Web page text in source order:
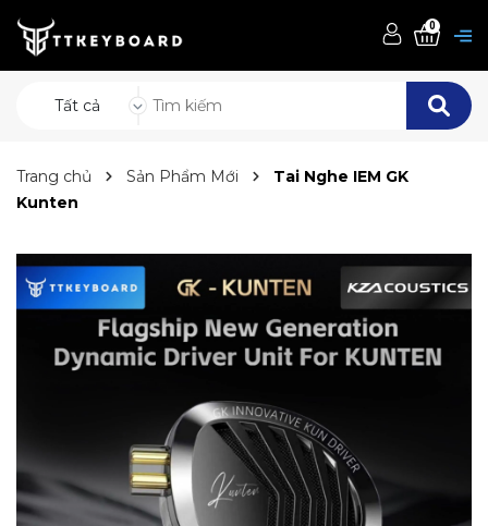
Tất cả
0
Trang chủ Sản Phẩm Mới
Tai Nghe IEM GK
Kunten